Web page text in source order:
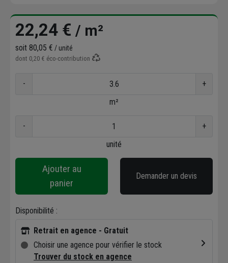
22,24 € / m²
soit 80,05 € / unité
dont 0,20 € éco-contribution
-
+
m²
-
+
unité
Ajouter au
panier
Demander un devis
Disponibilité :
Retrait en agence - Gratuit
Choisir une agence pour vérifier le stock
Trouver du stock en agence